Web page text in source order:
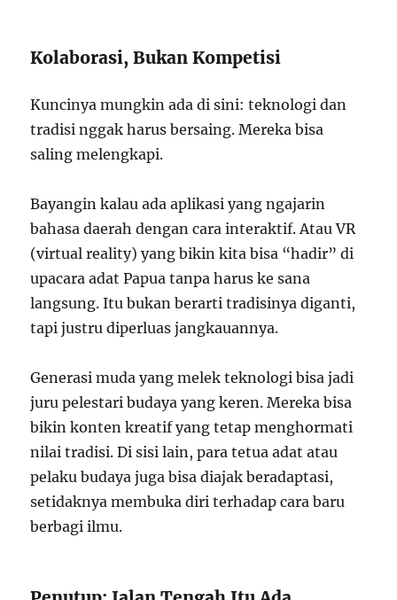
Kolaborasi, Bukan Kompetisi
Kuncinya mungkin ada di sini: teknologi dan
tradisi nggak harus bersaing. Mereka bisa
saling melengkapi.
Bayangin kalau ada aplikasi yang ngajarin
bahasa daerah dengan cara interaktif. Atau VR
(virtual reality) yang bikin kita bisa “hadir” di
upacara adat Papua tanpa harus ke sana
langsung. Itu bukan berarti tradisinya diganti,
tapi justru diperluas jangkauannya.
Generasi muda yang melek teknologi bisa jadi
juru pelestari budaya yang keren. Mereka bisa
bikin konten kreatif yang tetap menghormati
nilai tradisi. Di sisi lain, para tetua adat atau
pelaku budaya juga bisa diajak beradaptasi,
setidaknya membuka diri terhadap cara baru
berbagi ilmu.